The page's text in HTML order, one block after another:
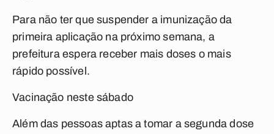
Para não ter que suspender a imunização da
primeira aplicação na próximo semana, a
prefeitura espera receber mais doses o mais
rápido possível.
Vacinação neste sábado
Além das pessoas aptas a tomar a segunda dose